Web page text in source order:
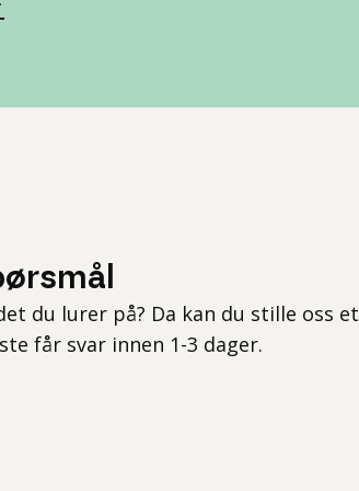
du lurer på? Da kan du stille oss et
får svar innen 1-3 dager.